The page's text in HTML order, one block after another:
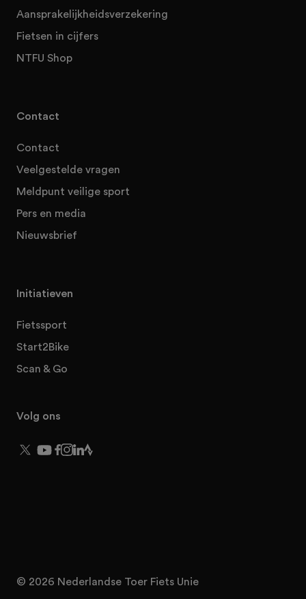
Aansprakelijkheidsverzekering
Fietsen in cijfers
NTFU Shop
Contact
Contact
Veelgestelde vragen
Meldpunt veilige sport
Pers en media
Nieuwsbrief
Initiatieven
Fietssport
Start2Bike
Scan & Go
Volg ons
© 2026 Nederlandse Toer Fiets Unie